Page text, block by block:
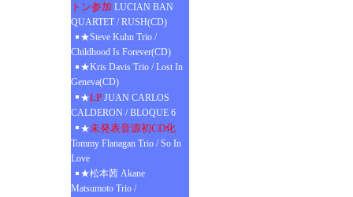
トン参加 LUCIAN BAN
QUARTET / RUSH(CD)
★Steve Kuhn Trio /
Childhood Is Forever(CD)
★Kris Davis Trio / Lost In
Geneva(CD)
★LP JUAN CARLOS
CALDERON / BLOQUE 6
★未発表音源初CD化
Tommy Flanagan Trio / So In
Love
★松本茜 Akane
Matsumoto Trio /